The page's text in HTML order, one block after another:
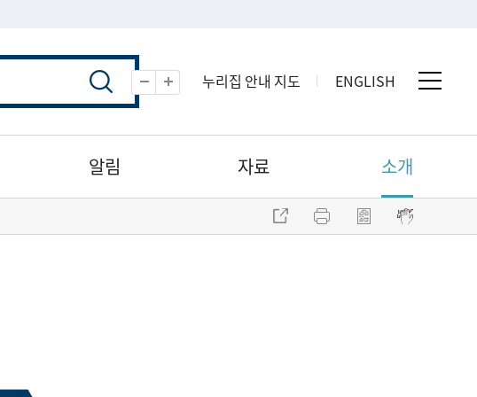
축소 누리집 안내 지도 ENGLISH
알림 자료 소개
주소 복사 프린트 점자파일 내려받기